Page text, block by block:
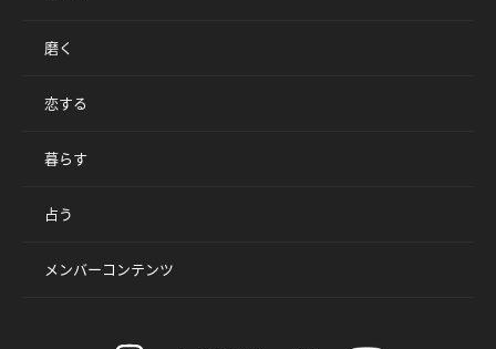
磨く
恋する
暮らす
占う
メンバーコンテンツ